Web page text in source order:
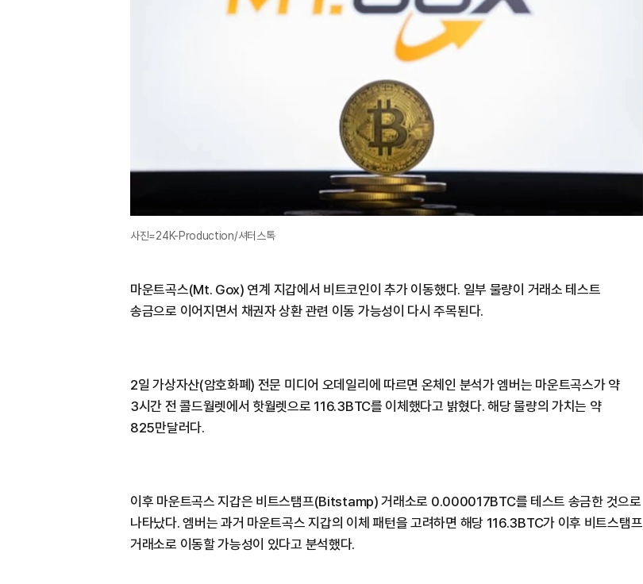
사진=24K-Production/셔터스톡
마운트곡스(Mt. Gox) 연계 지갑에서 비트코인이 추가 이동했다. 일부 물량이 거래소 테스트
송금으로 이어지면서 채권자 상환 관련 이동 가능성이 다시 주목된다.
2일 가상자산(암호화폐) 전문 미디어 오데일리에 따르면 온체인 분석가 엠버는 마운트곡스가 약
3시간 전 콜드월렛에서 핫월렛으로 116.3BTC를 이체했다고 밝혔다. 해당 물량의 가치는 약
825만달러다.
이후 마운트곡스 지갑은 비트스탬프(Bitstamp) 거래소로 0.000017BTC를 테스트 송금한 것으로
나타났다. 엠버는 과거 마운트곡스 지갑의 이체 패턴을 고려하면 해당 116.3BTC가 이후 비트스탬프
거래소로 이동할 가능성이 있다고 분석했다.